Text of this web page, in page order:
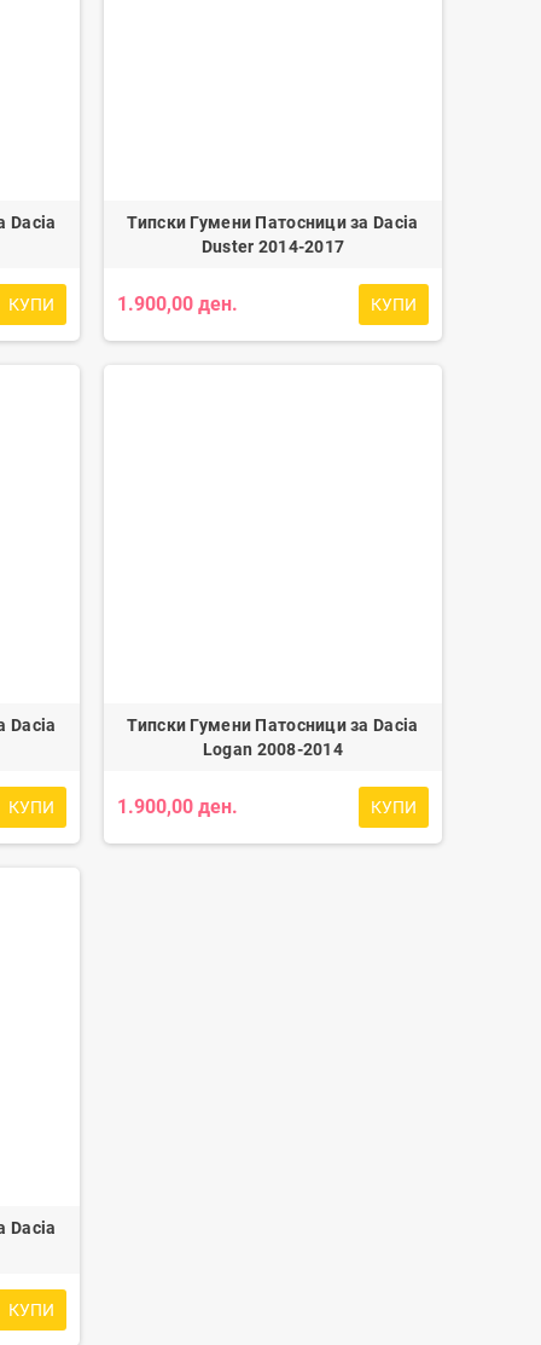
Dacia
КУПИ
Типски Гумени Патосници за Dacia
Duster 2014-2017
1.900,00 ден. КУПИ
Dacia
КУПИ
Типски Гумени Патосници за Dacia
Logan 2008-2014
1.900,00 ден. КУПИ
Dacia
КУПИ